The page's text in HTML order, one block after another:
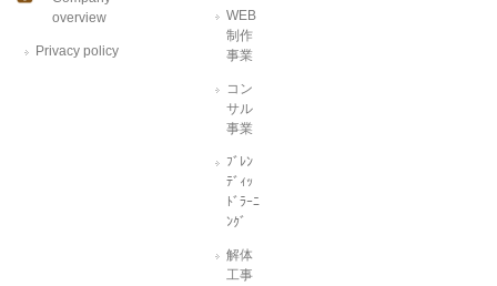
overview
Privacy policy
WEB
制作
事業
コン
サル
事業
ﾌﾞﾚﾝ
ﾃﾞｨｯ
ﾄﾞﾗｰﾆ
ﾝｸﾞ
解体
工事